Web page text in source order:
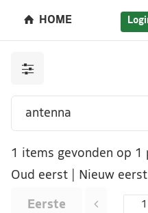
HOME
1 items gevonden op 1
Oud eerst
Nieuw eerst
Eerste